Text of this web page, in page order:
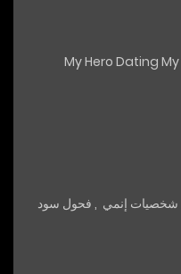
My Hero Dating
شخصيات إنمي , فحول سود